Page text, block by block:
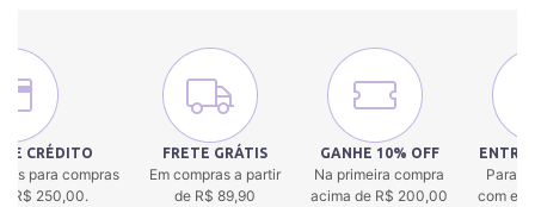
CRÉDITO
para compras
R$ 250,00.
FRETE GRÁTIS
Em compras a partir
de R$ 89,90
GANHE 10% OFF
Na primeira compra
acima de R$ 200,00
Para
com